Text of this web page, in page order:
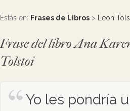
Estás en: Frases de Libros > Leon
Frase del libro Ana
Tolstoi
Yo les pondría